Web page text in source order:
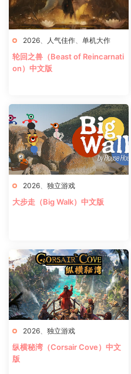
2026 人气佳作 单机大作
轮回之兽（Beast of Reincarnati
on）中文版
2026 独立游戏
大步走（Big Walk）中文版
2026 独立游戏
纵横秘湾（Corsair Cove）中文
版